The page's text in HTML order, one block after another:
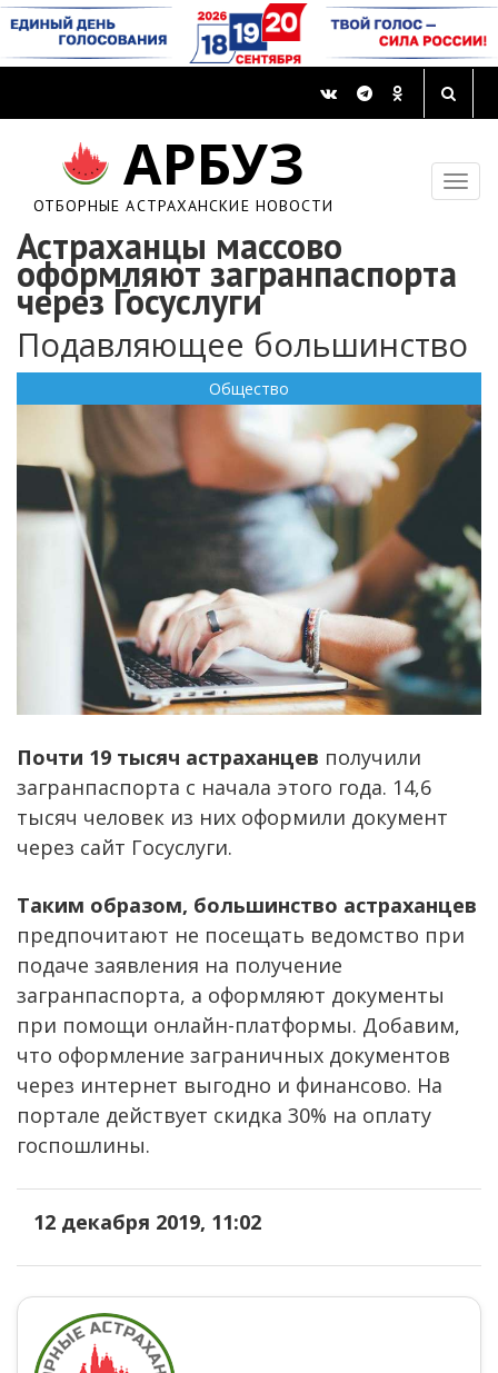
АРБУЗ
ОТБОРНЫЕ АСТРАХАНСКИЕ НОВОСТИ
Астраханцы массово
оформляют загранпаспорта
через Госуслуги
Подавляющее большинство
Общество
Почти 19 тысяч астраханцев получили
загранпаспорта с начала этого года. 14,6
тысяч человек из них оформили документ
через сайт Госуслуги.
Таким образом, большинство астраханцев
предпочитают не посещать ведомство при
подаче заявления на получение
загранпаспорта, а оформляют документы
при помощи онлайн-платформы. Добавим,
что оформление заграничных документов
через интернет выгодно и финансово. На
портале действует скидка 30% на оплату
госпошлины.
12 декабря 2019, 11:02